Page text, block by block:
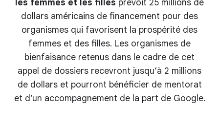
les femmes et les filles prévoit 25 millions de
dollars américains de financement pour des
organismes qui favorisent la prospérité des
femmes et des filles. Les organismes de
bienfaisance retenus dans le cadre de cet
appel de dossiers recevront jusqu’à 2 millions
de dollars et pourront bénéficier de mentorat
et d’un accompagnement de la part de Google.